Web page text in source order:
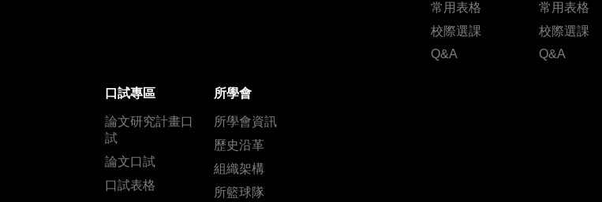
常用表格
校際選課
Q&A
常用表格
校際選課
Q&A
口試專區
論文研究計畫口
試
論文口試
口試表格
所學會
所學會資訊
歷史沿革
組織架構
所籃球隊